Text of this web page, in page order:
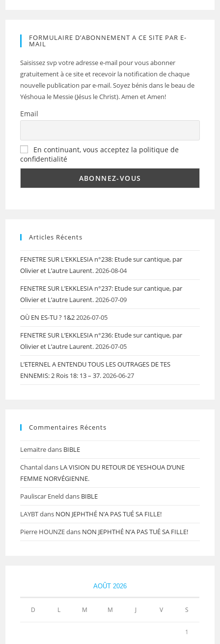
FORMULAIRE D’ABONNEMENT A CE SITE PAR E-
MAIL
Saisissez svp votre adresse e-mail pour vous abonner
gratuitement à ce site et recevoir la notification de chaque
nouvelle publication par e-mail. Soyez bénis dans le beau de
Yéshoua le Messie (Jésus le Christ). Amen et Amen!
Email
En continuant, vous acceptez la politique de
confidentialité
Articles Récents
FENETRE SUR L’EKKLESIA n°238: Etude sur cantique, par
Olivier et L’autre Laurent.2026-08-04
FENETRE SUR L’EKKLESIA n°237: Etude sur cantique, par
Olivier et L’autre Laurent.2026-07-09
OÙ EN ES-TU ? 1&22026-07-05
FENETRE SUR L’EKKLESIA n°236: Etude sur cantique, par
Olivier et L’autre Laurent.2026-07-05
L’ETERNEL A ENTENDU TOUS LES OUTRAGES DE TES
ENNEMIS: 2 Rois 18: 13 – 37.2026-06-27
Commentaires Récents
Lemaitredans BIBLE
Chantaldans LA VISION DU RETOUR DE YESHOUA D’UNE
FEMME NORVÉGIENNE.
Pauliscar Eneld dans BIBLE
LAYBTdans NON JEPHTHÉ N’A PAS TUÉ SA FILLE!
Pierre HOUNZEdans NON JEPHTHÉ N’A PAS TUÉ SA FILLE!
AOÛT 2026
D L M M J V S
1